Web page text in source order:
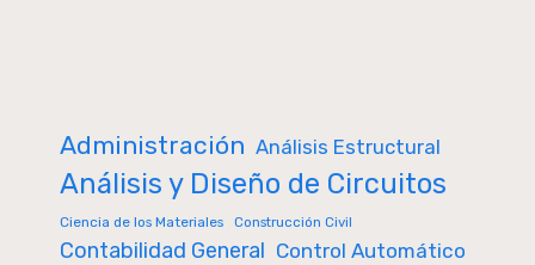
Administración Análisis Estructural
Análisis y Diseño de Circuitos
Ciencia de los Materiales Construcción Civil
Contabilidad General Control Automático